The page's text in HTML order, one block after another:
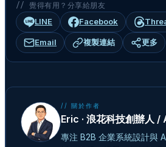
// 覺得有用？分享給朋友
LINE Facebook
Email 複製連結 更多
// 關於作者
Eric · 浪花科技創辦人 /
專注 B2B 企業系統設計與